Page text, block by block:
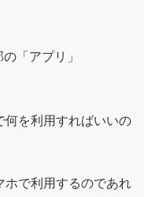
「アプリ」
何を利用すればいいの
ホで利用するのであれ